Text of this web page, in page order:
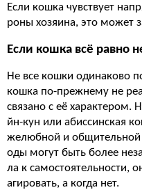
Если кошка чувствует
роны хозяина, это может
Если кошка всё равно
Не все кошки одинаково
кошка по-прежнему не
связано с её характером.
йн-кун или абиссинская
желюбной и общительной
оды могут быть более
ла к самостоятельности,
агировать, а когда нет.